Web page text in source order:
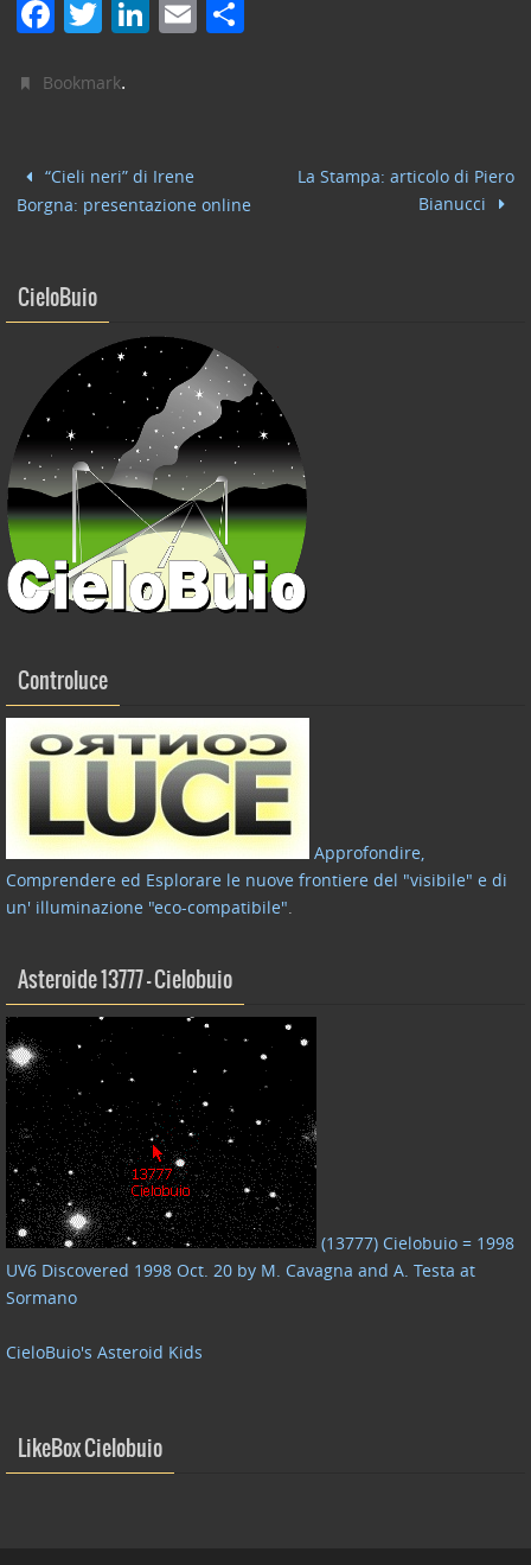
F
c
b
o
k
T
itt
Li
dI
n
E
di
Bookmark.
“Cieli neri” di Irene
Borgna: presentazione online
La Stampa: articolo di Piero
Bianucci
CieloBuio
Controluce
Approfondire,
Comprendere ed Esplorare le nuove frontiere del "visibile" e di
un' illuminazione "eco-compatibile".
Asteroide 13777 – Cielobuio
(13777) Cielobuio = 1998
UV6 Discovered 1998 Oct. 20 by M. Cavagna and A. Testa at
Sormano
CieloBuio's Asteroid Kids
LikeBox Cielobuio